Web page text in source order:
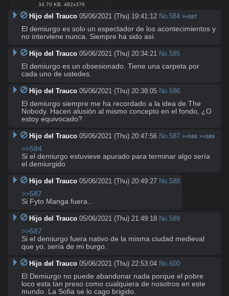
34.70 KB 482x376
Hijo del Trauco 05/06/2021 (Thu) 19:41:12 No.584 >>587
El demiurgo es solo un espectador de los acontecimientos y
no interviene nunca. Siempre ha sido así.
Hijo del Trauco 05/06/2021 (Thu) 20:34:21 No.585
El demiurgo es un obsesionado. Tiene una carpeta por
cada uno de ustedes.
Hijo del Trauco 05/06/2021 (Thu) 20:38:05 No.586
El demiurgo siempre me ha recordado a la idea de The
Nobody. Hacen alusión al mismo concepto en el fondo, ¿O
estoy equivocado?
Hijo del Trauco 05/06/2021 (Thu) 20:47:56 No.587 >>588 >>589
>>584
Si el demiurgo estuvieve apurado para terminar algo sería
el demiurgido
Hijo del Trauco 05/06/2021 (Thu) 20:49:27 No.588
>>587
Si Fyto Manga fuera...
Hijo del Trauco 05/06/2021 (Thu) 21:49:18 No.589
>>587
Si el demiurgo fuera nativo de la misma ciudad medieval
que yo, sería de mi burgo.
Hijo del Trauco 05/06/2021 (Thu) 22:53:04 No.600
El Demiurgo no puede abandonar nada porque el pobre
loco esta tan preso como cualquiera de nosotros en este
mundo. La Sofia se lo cago brigido.